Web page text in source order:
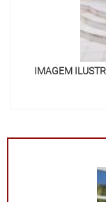
IMAGEM